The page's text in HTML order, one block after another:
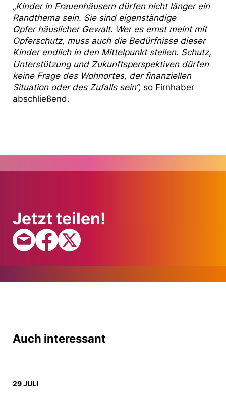
„Kinder in Frauenhäusern dürfen nicht länger ein
Randthema sein. Sie sind eigenständige
Opfer häuslicher Gewalt. Wer es ernst meint mit
Opferschutz, muss auch die Bedürfnisse dieser
Kinder endlich in den Mittelpunkt stellen. Schutz,
Unterstützung und Zukunftsperspektiven dürfen
keine Frage des Wohnortes, der finanziellen
Situation oder des Zufalls sein“, so Firnhaber
abschließend.
Jetzt teilen!
Auch interessant
29 JULI